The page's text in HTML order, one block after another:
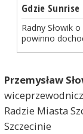
Gdzie
Radny Słowik
powinno
Przemysław
Radzie Miasta
Szczecinie